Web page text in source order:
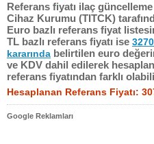
Referans fiyatı ilaç
Cihaz Kurumu (TITCK)
Euro bazlı referans fiyat
TL bazlı referans fiyatı ise
kararında belirtilen euro
ve KDV dahil edilerek
referans fiyatından farklı
Hesaplanan Referans Fiyatı:
Google Reklamları